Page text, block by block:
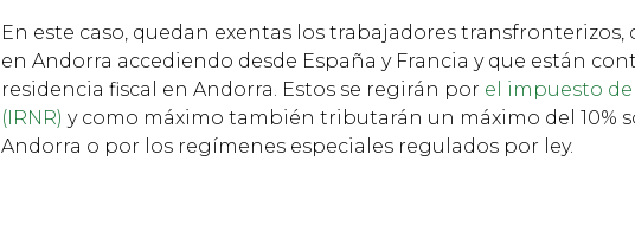
En este caso, quedan exentas los trabajadores
en Andorra accediendo desde España y Francia y que están
residencia fiscal en Andorra. Estos se regirán por el impuesto
(IRNR) y como máximo también tributarán un máximo del 10%
Andorra o por los regímenes especiales regulados por ley.